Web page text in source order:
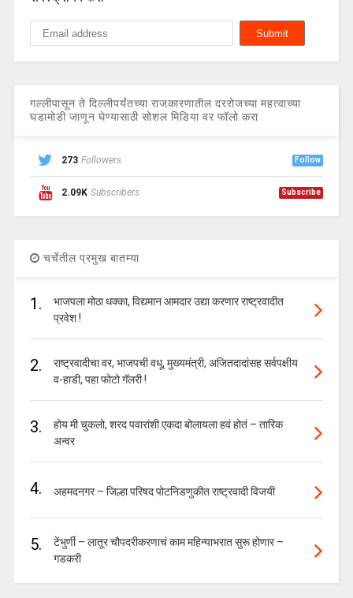
गल्लीपासून ते दिल्लीपर्यंतच्या राजकारणातील दररोजच्या महत्वाच्या
घडामोडी जाणून घेण्यासाठी सोशल मिडिया वर फॉलो करा
273 Followers Follow
2.09K Subscribers Subscribe
चर्चेतील प्रमुख बातम्या
1.
भाजपला मोठा धक्का, विद्यमान आमदार उद्या करणार राष्ट्रवादीत
प्रवेश !
2.
राष्ट्रवादीचा वर, भाजपची वधू, मुख्यमंत्री, अजितदादांसह सर्वपक्षीय
व-हाडी, पहा फोटो गॅलरी !
3.
होय मी चुकलो, शरद पवारांशी एकदा बोलायला हवं होतं – तारिक
अन्वर
4. अहमदनगर – जिल्हा परिषद पोटनिडणुकीत राष्ट्रवादी विजयी
5.
टेंभुर्णी – लातूर चौपदरीकरणाचं काम महिन्याभरात सुरू होणार –
गडकरी